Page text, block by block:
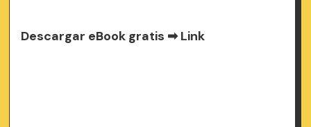
Descargar eBook gratis ➡Link